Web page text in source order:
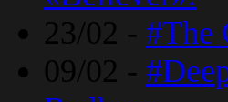
23/02 - #The
09/02 -